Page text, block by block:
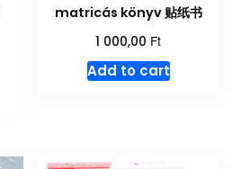
matricás könyv 贴纸书
1 000,00 Ft
Add to cart